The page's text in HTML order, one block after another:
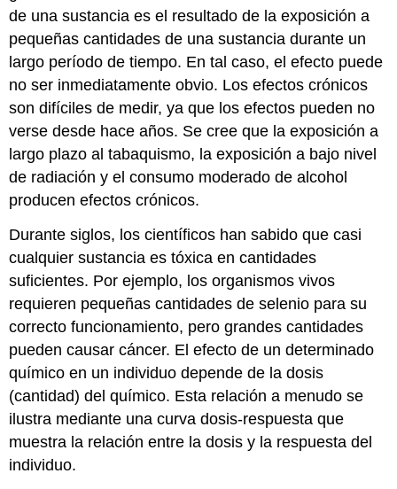
de una sustancia es el resultado de la exposición a
pequeñas cantidades de una sustancia durante un
largo período de tiempo. En tal caso, el efecto puede
no ser inmediatamente obvio. Los efectos crónicos
son difíciles de medir, ya que los efectos pueden no
verse desde hace años. Se cree que la exposición a
largo plazo al tabaquismo, la exposición a bajo nivel
de radiación y el consumo moderado de alcohol
producen efectos crónicos.
Durante siglos, los científicos han sabido que casi
cualquier sustancia es tóxica en cantidades
suficientes. Por ejemplo, los organismos vivos
requieren pequeñas cantidades de selenio para su
correcto funcionamiento, pero grandes cantidades
pueden causar cáncer. El efecto de un determinado
químico en un individuo depende de la dosis
(cantidad) del químico. Esta relación a menudo se
ilustra mediante una curva dosis-respuesta que
muestra la relación entre la dosis y la respuesta del
individuo.